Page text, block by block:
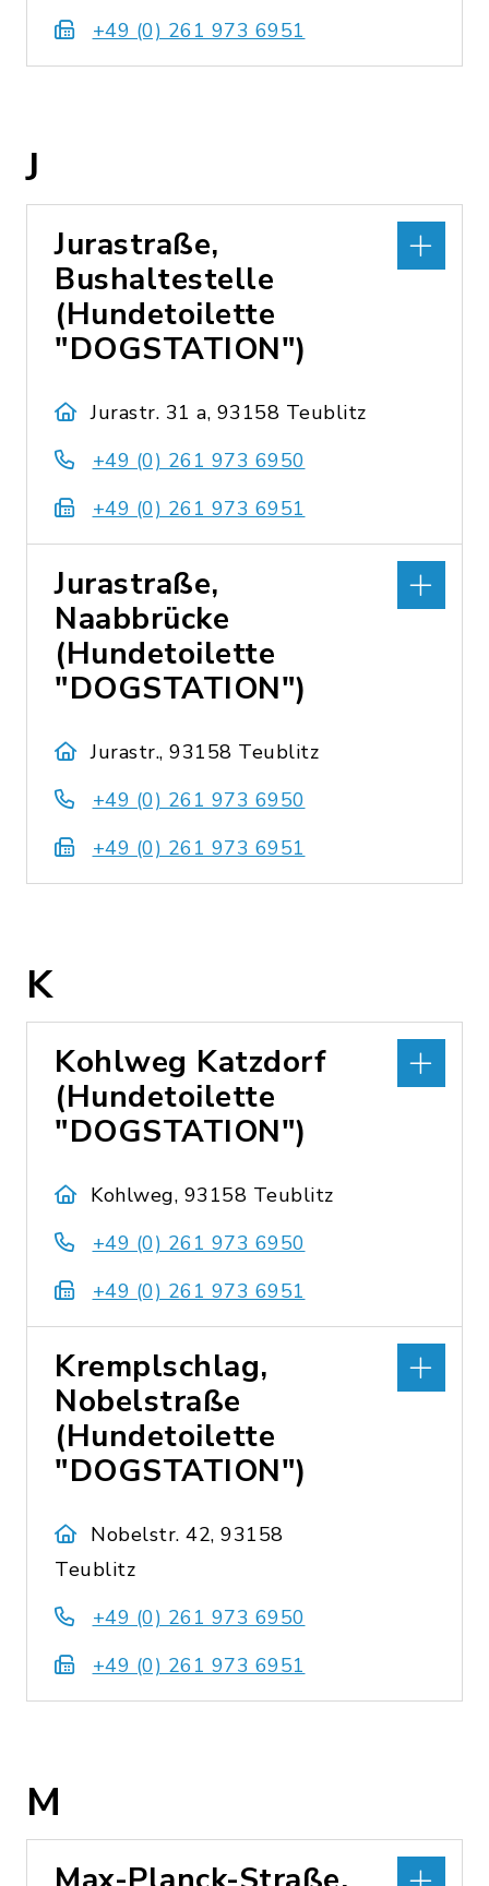
+49 (0) 261 973 6951
J
Jurastraße,
Bushaltestelle
(Hundetoilette
"DOGSTATION")
Jurastr. 31 a, 93158 Teublitz
+49 (0) 261 973 6950
+49 (0) 261 973 6951
Jurastraße,
Naabbrücke
(Hundetoilette
"DOGSTATION")
Jurastr., 93158 Teublitz
+49 (0) 261 973 6950
+49 (0) 261 973 6951
K
Kohlweg Katzdorf
(Hundetoilette
"DOGSTATION")
Kohlweg, 93158 Teublitz
+49 (0) 261 973 6950
+49 (0) 261 973 6951
Kremplschlag,
Nobelstraße
(Hundetoilette
"DOGSTATION")
Nobelstr. 42, 93158
Teublitz
+49 (0) 261 973 6950
+49 (0) 261 973 6951
M